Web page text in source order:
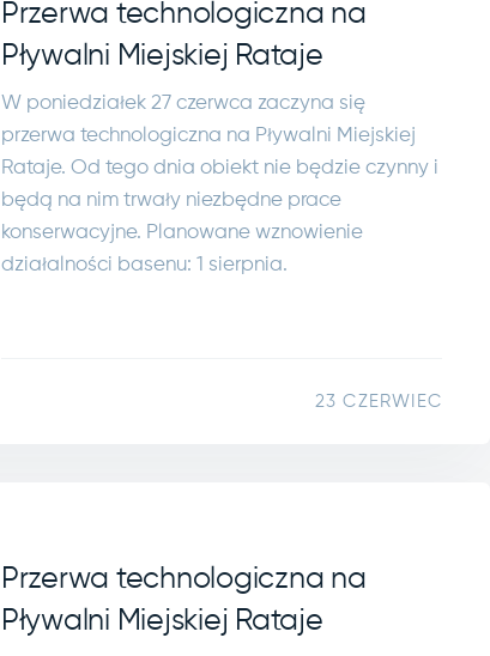
Przerwa technologiczna na
Pływalni Miejskiej Rataje
W poniedziałek 27 czerwca zaczyna się
przerwa technologiczna na Pływalni Miejskiej
Rataje. Od tego dnia obiekt nie będzie czynny i
będą na nim trwały niezbędne prace
konserwacyjne. Planowane wznowienie
działalności basenu: 1 sierpnia.
23 CZERWIEC
Przerwa technologiczna na
Pływalni Miejskiej Rataje